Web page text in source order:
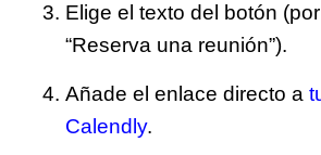
Elige el texto del botón
“Reserva una reunión”).
Añade el enlace directo a
Calendly.